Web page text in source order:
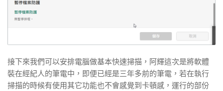
接下來我們可以安排電腦做基本快速掃描，阿輝這次是將軟體
裝在經紀人的筆電中，即便已經是三年多前的筆電，若在執行
掃描的時候有使用其它功能也不會感覺到卡頓感，運行的部份